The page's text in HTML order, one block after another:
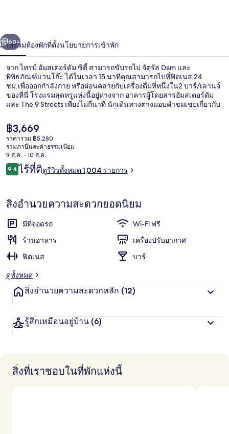
า
ถัดไป
60+
ภาพรวมห้องพักที่ตั้งนโยบายการเข้าพัก
จาก ไทรบ์ อัมสเตอร์ดัม ซิตี้ สามารถขับรถไป จัตุรัส Dam และ
พิพิธภัณฑ์แวนโก๊ะ ได้ในเวลา 15 นาทีคุณสามารถไปที่ฟิตเนส 24
ชม.เพื่อออกกำลังกาย หรือผ่อนคลายกับเครื่องดื่มที่หนึ่งใน2 บาร์/เลานจ์
ของที่นี่ โรงแรมสุดหรูแห่งนี้อยู่ห่างจาก อาคารผู้โดยสารอัมสเตอร์ดัม
และ The 9 Streets เพียงไม่กี่นาที นักเดินทางต่างมอบคำชมเชยเกี่ยวกับ
ก้าวจาก สถานี Noord
ราคา
ปัจจุบัน
฿3,669
฿3,669
ราคารวม ฿5,280
รวมภาษีและค่าธรรมเนียม
9 ส.ค. - 10 ส.ค.
รีวิว
9.49.4 จาก 10
ไร้ที่ติดูรีวิวทั้งหมด 1,004 รายการ
สิ่งอำนวยความสะดวกยอดนิยม
มีที่จอดรถ
Wi-Fi ฟรี
ร้านอาหาร
เครื่องปรับอากาศ
ฟิตเนส
บาร์
ดูทั้งหมด
สิ่งอำนวยความสะดวกหลัก (12)
รู้สึกเหมือนอยู่บ้าน (6)
สิ่งที่เราชอบในที่พักแห่งนี้